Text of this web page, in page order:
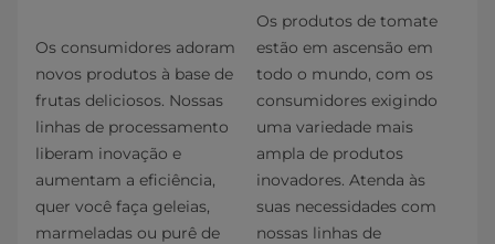
Os consumidores adoram
novos produtos à base de
frutas deliciosos. Nossas
linhas de processamento
liberam inovação e
aumentam a eficiência,
quer você faça geleias,
marmeladas ou purê de
Os produtos de tomate
estão em ascensão em
todo o mundo, com os
consumidores exigindo
uma variedade mais
ampla de produtos
inovadores. Atenda às
suas necessidades com
nossas linhas de